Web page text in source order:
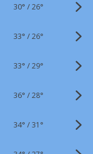
30° /26°
33° /26°
33° /29°
36° /28°
34° /31°